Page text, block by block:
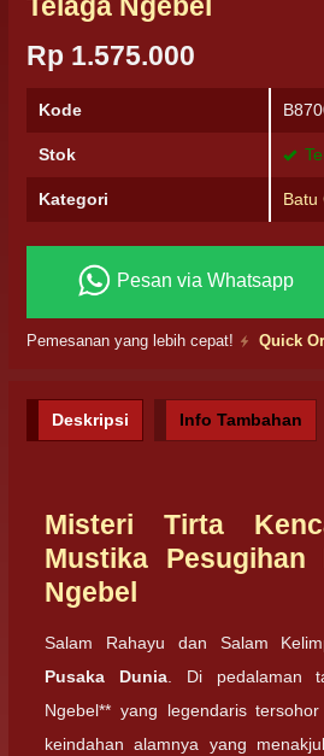
Rp 1.575.000
Kode
Stok
Kategori Batu
Pesan via Whatsapp
Pemesanan yang lebih cepat! Quick
Deskripsi Info Tambahan
Misteri Tirta
Mustika Pesugihan
Ngebel
Salam Rahayu dan Salam
Pusaka Dunia. Di pedalaman
Ngebel** yang legendaris
keindahan alamnya yang